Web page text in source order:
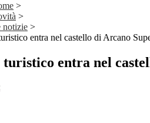
>
>
notizie >
entra nel castello di Arcano
entra nel